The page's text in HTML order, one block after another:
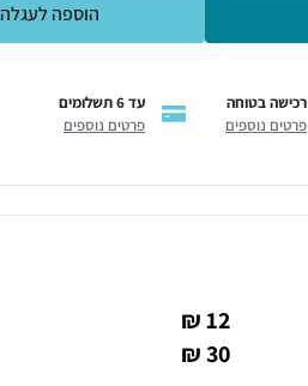
הוספה לעגלה
רכישה בטוחה
פרטים נוספים
עד 6 תשלומים
פרטים נוספים
12 ₪
30 ₪